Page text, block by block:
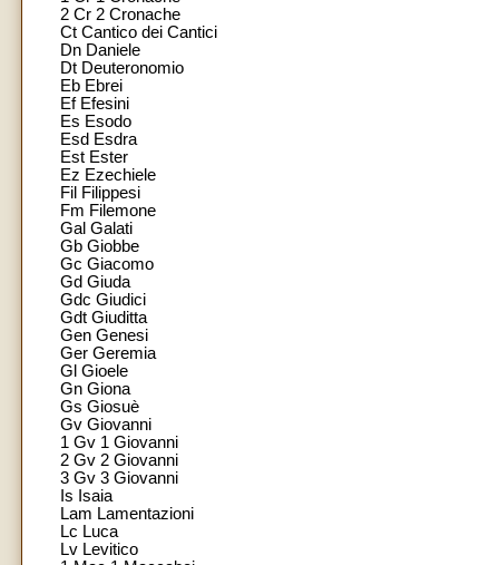
2 Cr 2 Cronache
Ct Cantico dei Cantici
Dn Daniele
Dt Deuteronomio
Eb Ebrei
Ef Efesini
Es Esodo
Esd Esdra
Est Ester
Ez Ezechiele
Fil Filippesi
Fm Filemone
Gal Galati
Gb Giobbe
Gc Giacomo
Gd Giuda
Gdc Giudici
Gdt Giuditta
Gen Genesi
Ger Geremia
Gl Gioele
Gn Giona
Gs Giosuè
Gv Giovanni
1 Gv 1 Giovanni
2 Gv 2 Giovanni
3 Gv 3 Giovanni
Is Isaia
Lam Lamentazioni
Lc Luca
Lv Levitico